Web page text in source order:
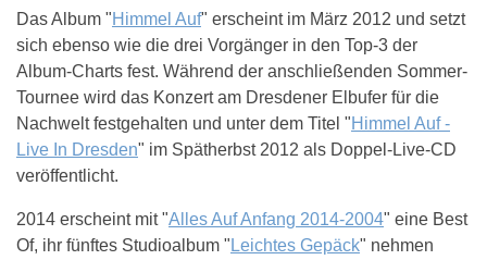
Das Album "Himmel Auf" erscheint im März 2012 und setzt
sich ebenso wie die drei Vorgänger in den Top-3 der
Album-Charts fest. Während der anschließenden Sommer-
Tournee wird das Konzert am Dresdener Elbufer für die
Nachwelt festgehalten und unter dem Titel "Himmel Auf -
Live In Dresden" im Spätherbst 2012 als Doppel-Live-CD
veröffentlicht.
2014 erscheint mit "Alles Auf Anfang 2014-2004" eine Best
Of, ihr fünftes Studioalbum " Leichtes Gepäck" nehmen